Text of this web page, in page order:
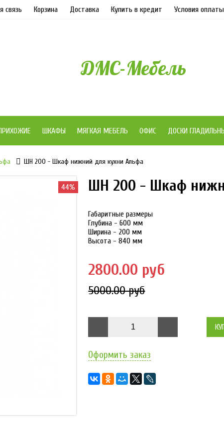
связь Корзина Доставка Купить в кредит Условия оплаты
ДМС-Мебель
ШКАФЫ МЯГКАЯ МЕБЕЛЬ ОФИС ДОСКИ
ШН 200 - Шкаф нижний для кухни Альфа
44% ШН 200 - Шкаф
Габаритные размеры
Глубина - 600 мм
Ширина - 200 мм
Высота - 840 мм
2800.00 руб
5000.00 руб
Оформить заказ